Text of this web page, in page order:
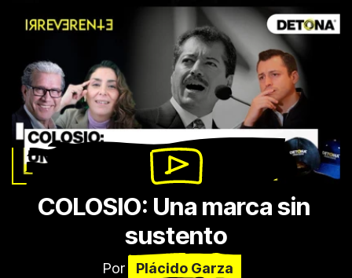
COLOSIO: Una marca sin
sustento
Por Plácido Garza